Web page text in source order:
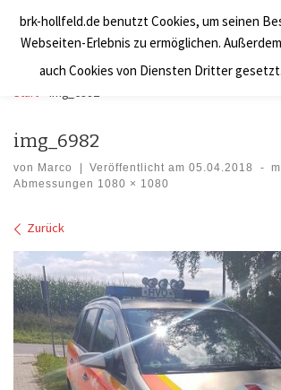
Zum Inhalt springen
BRK Hollfeld LogV
Start img_6982
img_6982
von Marco Veröffentlicht am05.04.2018 -
Abmessungen 1080 × 1080
Bilder Navigation
Zurück
brk-hollfeld.de benutzt Cookies, um seinen
Webseiten-Erlebnis zu ermöglichen.
auch Cookies von Diensten Dritter gesetzt.